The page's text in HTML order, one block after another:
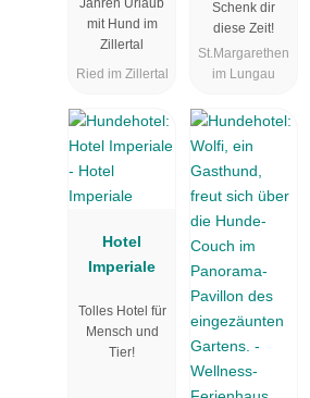
Jahren Urlaub
mit Hund im
Zillertal
Ried im Zillertal
Hotel
Schenk dir
diese Zeit!
St.Margarethen
im Lungau
Hotel
Imperiale
Tolles Hotel für
Mensch und
Tier!